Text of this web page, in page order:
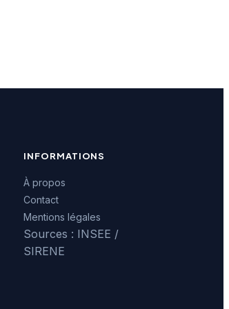
INFORMATIONS
À propos
Contact
Mentions légales
Sources : INSEE /
SIRENE